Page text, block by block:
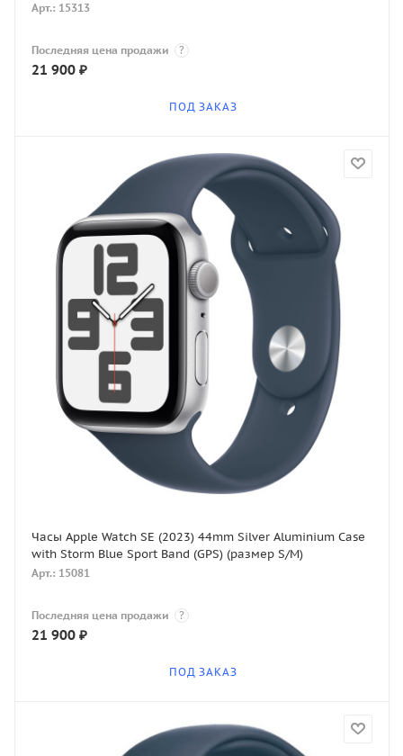
Арт.: 15313
Последняя цена продажи ?
21 900 ₽
ПОД ЗАКАЗ
Часы Apple Watch SE (2023) 44mm Silver Aluminium Case
with Storm Blue Sport Band (GPS) (размер S/M)
Арт.: 15081
Последняя цена продажи ?
21 900 ₽
ПОД ЗАКАЗ